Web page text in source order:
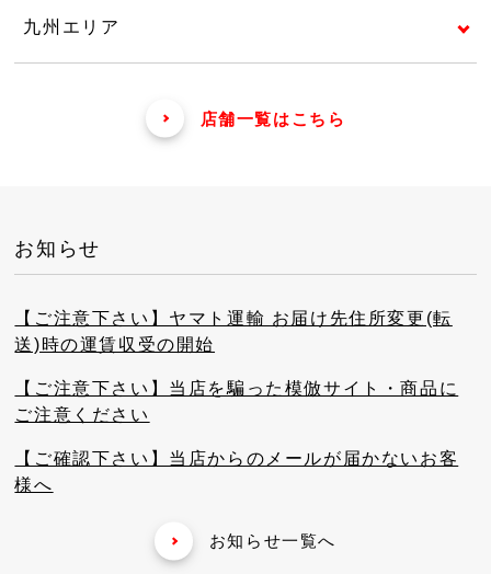
九州エリア
店舗一覧はこちら
お知らせ
【ご注意下さい】ヤマト運輸 お届け先住所変更(転
送)時の運賃収受の開始
【ご注意下さい】当店を騙った模倣サイト・商品に
ご注意ください
【ご確認下さい】当店からのメールが届かないお客
様へ
お知らせ一覧へ